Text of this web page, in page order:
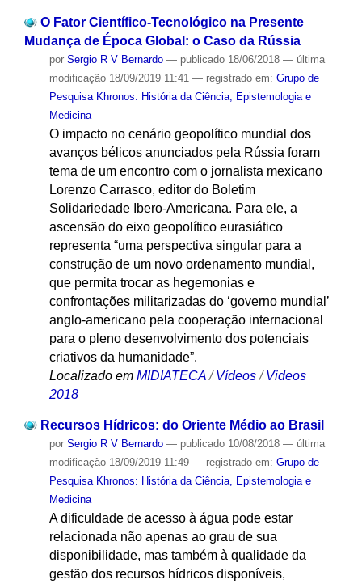
O Fator Científico-Tecnológico na Presente
Mudança de Época Global: o Caso da Rússia
por Sergio R V Bernardo — publicado18/06/2018 — última
modificação18/09/2019 11:41 — registrado em: Grupo de
Pesquisa Khronos: História da Ciência, Epistemologia e
Medicina
O impacto no cenário geopolítico mundial dos
avanços bélicos anunciados pela Rússia foram
tema de um encontro com o jornalista mexicano
Lorenzo Carrasco, editor do Boletim
Solidariedade Ibero-Americana. Para ele, a
ascensão do eixo geopolítico eurasiático
representa “uma perspectiva singular para a
construção de um novo ordenamento mundial,
que permita trocar as hegemonias e
confrontações militarizadas do ‘governo mundial’
anglo-americano pela cooperação internacional
para o pleno desenvolvimento dos potenciais
criativos da humanidade”.
Localizado em MIDIATECA /Vídeos /Videos
2018
Recursos Hídricos: do Oriente Médio ao Brasil
por Sergio R V Bernardo — publicado10/08/2018 — última
modificação18/09/2019 11:49 — registrado em: Grupo de
Pesquisa Khronos: História da Ciência, Epistemologia e
Medicina
A dificuldade de acesso à água pode estar
relacionada não apenas ao grau de sua
disponibilidade, mas também à qualidade da
gestão dos recursos hídricos disponíveis,